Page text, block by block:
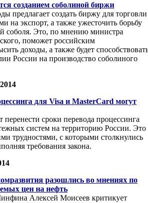
созданием соболиной биржи
предлагает создать биржу для торговли
на экспорт, а также ужесточить борьбу
соболя. Это, по мнению министра
поможет российским
доходы, а также будет
России на производство соболиного
для Visa и MasterCard могут
перенести сроки перевода процессинга
систем на территорию России. Это
трудностями, с которыми столкнулись
требования закона.
разошлись во мнениях по
цен на нефть
Алексей Моисеев критикует